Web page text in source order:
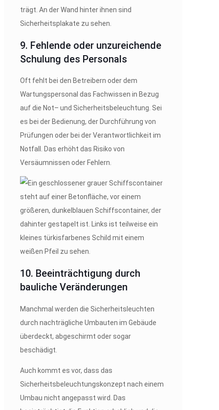
9. Fehlende oder unzureichende
Schulung des Personals
Oft fehlt bei den Betreibern oder dem
Wartungspersonal das Fachwissen in Bezug
auf die Not– und Sicherheitsbeleuchtung. Sei
es bei der Bedienung, der Durchführung von
Prüfungen oder bei der Verantwortlichkeit im
Notfall. Das erhöht das Risiko von
Versäumnissen oder Fehlern.
10. Beeinträchtigung durch
bauliche Veränderungen
Manchmal werden die Sicherheitsleuchten
durch nachträgliche Umbauten im Gebäude
überdeckt, abgeschirmt oder sogar
beschädigt.
Auch kommt es vor, dass das
Sicherheitsbeleuchtungskonzept nach einem
Umbau nicht angepasst wird. Das